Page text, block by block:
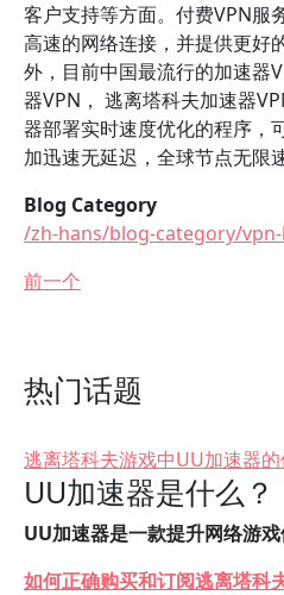
客户支持等方面。付费VPN服
高速的网络连接，并提供更好
外，目前中国最流行的加速器
器VPN， 逃离塔科夫加速器
器部署实时速度优化的程序，
加迅速无延迟，全球节点无限
Blog Category
/zh-hans/blog-category/vpn-
前一个
热门话题
逃离塔科夫游戏中UU加速器
UU加速器是什么？
UU加速器是一款提升网络游
如何正确购买和订阅逃离塔科